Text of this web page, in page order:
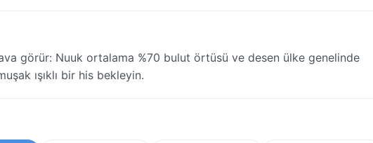
görür: Nuuk ortalama %70 bulut örtüsü ve desen ülke genelinde
ışıklı bir his bekleyin.